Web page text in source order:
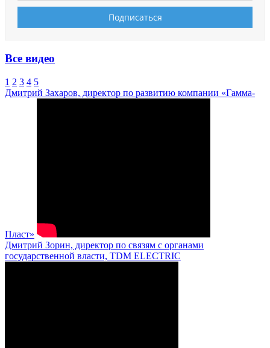
Все видео
1 2 3 4 5
Дмитрий Захаров, директор по развитию компании «Гамма-
Пласт»
Дмитрий Зорин, директор по связям с органами
государственной власти, TDM ELECTRIC